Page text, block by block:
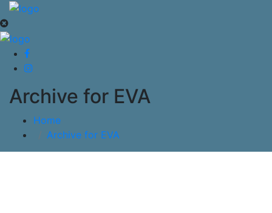
Archive for EVA
Home
Archive for EVA